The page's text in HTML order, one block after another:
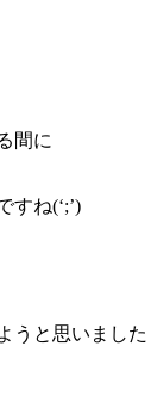
間に
すね(‘;’)
うと思いました